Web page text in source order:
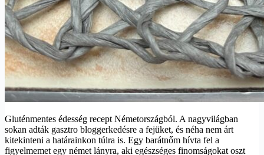
Gluténmentes édesség recept Németországból. A nagyvilágban
sokan adták gasztro bloggerkedésre a fejüket, és néha nem árt
kitekinteni a határainkon túlra is. Egy barátnőm hívta fel a
figyelmemet egy német lányra, aki egészséges finomságokat oszt